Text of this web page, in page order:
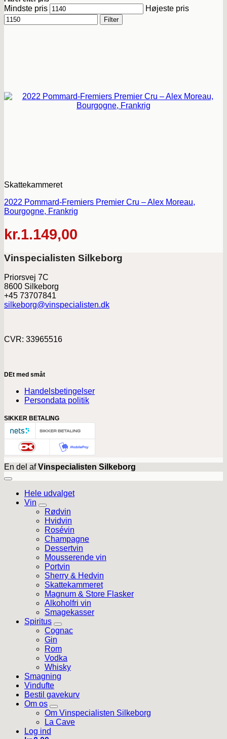
Mindste pris Højeste pris
Filter
Skattekammeret
2022 Pommard-Fremiers Premier Cru – Alex Moreau,
Bourgogne, Frankrig
kr.1.149,00
Vinspecialisten Silkeborg
Priorsvej 7C
8600 Silkeborg
+45 73707841
silkeborg@vinspecialisten.dk
CVR: 33965516
DEt med småt
Handelsbetingelser
Persondata politik
SIKKER BETALING
En del afVinspecialisten Silkeborg
Hele udvalget
Vin
Rødvin
Hvidvin
Rosévin
Champagne
Dessertvin
Mousserende vin
Portvin
Sherry & Hedvin
Skattekammeret
Magnum & Store Flasker
Alkoholfri vin
Smagekasser
Spiritus
Cognac
Gin
Rom
Vodka
Whisky
Smagning
Vindufte
Bestil gavekurv
Om os
Om Vinspecialisten Silkeborg
La Cave
Log ind